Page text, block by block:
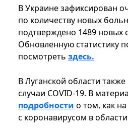
В Украине зафиксирован
по количеству новых
подтверждено 1489 новых
Обновленную статистику
посмотреть здесь.
В Луганской области
случаи COVID-19. В
подробности о том, как
с коронавирусом в